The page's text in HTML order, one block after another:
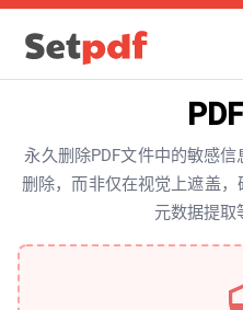
永久删除PDF文件中的敏感
删除，而非仅在视觉上遮盖
元数据提取